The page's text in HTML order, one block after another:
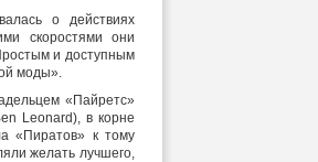
о действиях
скоростями они
и доступным
моды».
«Пайретс»
Leonard), в корне
«Пиратов» к тому
желать лучшего,